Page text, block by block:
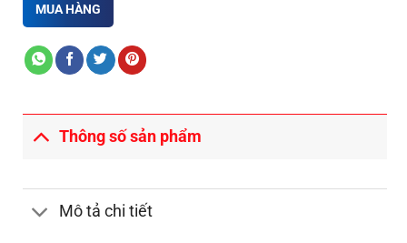
MUA HÀNG
Thông số sản phẩm
Mô tả chi tiết